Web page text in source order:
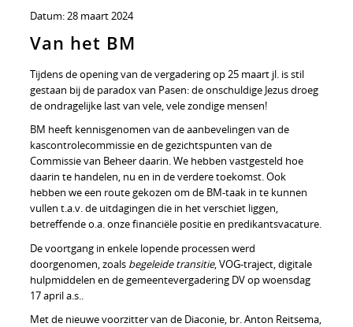
Datum:28 maart 2024
Van het BM
Tijdens de opening van de vergadering op 25 maart jl. is stil
gestaan bij de paradox van Pasen: de onschuldige Jezus droeg
de ondragelijke last van vele, vele zondige mensen!
BM heeft kennisgenomen van de aanbevelingen van de
kascontrolecommissie en de gezichtspunten van de
Commissie van Beheer daarin. We hebben vastgesteld hoe
daarin te handelen, nu en in de verdere toekomst. Ook
hebben we een route gekozen om de BM-taak in te kunnen
vullen t.a.v. de uitdagingen die in het verschiet liggen,
betreffende o.a. onze financiële positie en predikantsvacature.
De voortgang in enkele lopende processen werd
doorgenomen, zoals begeleide transitie, VOG-traject, digitale
hulpmiddelen en de gemeentevergadering DV op woensdag
17 april a.s..
Met de nieuwe voorzitter van de Diaconie, br. Anton Reitsema,